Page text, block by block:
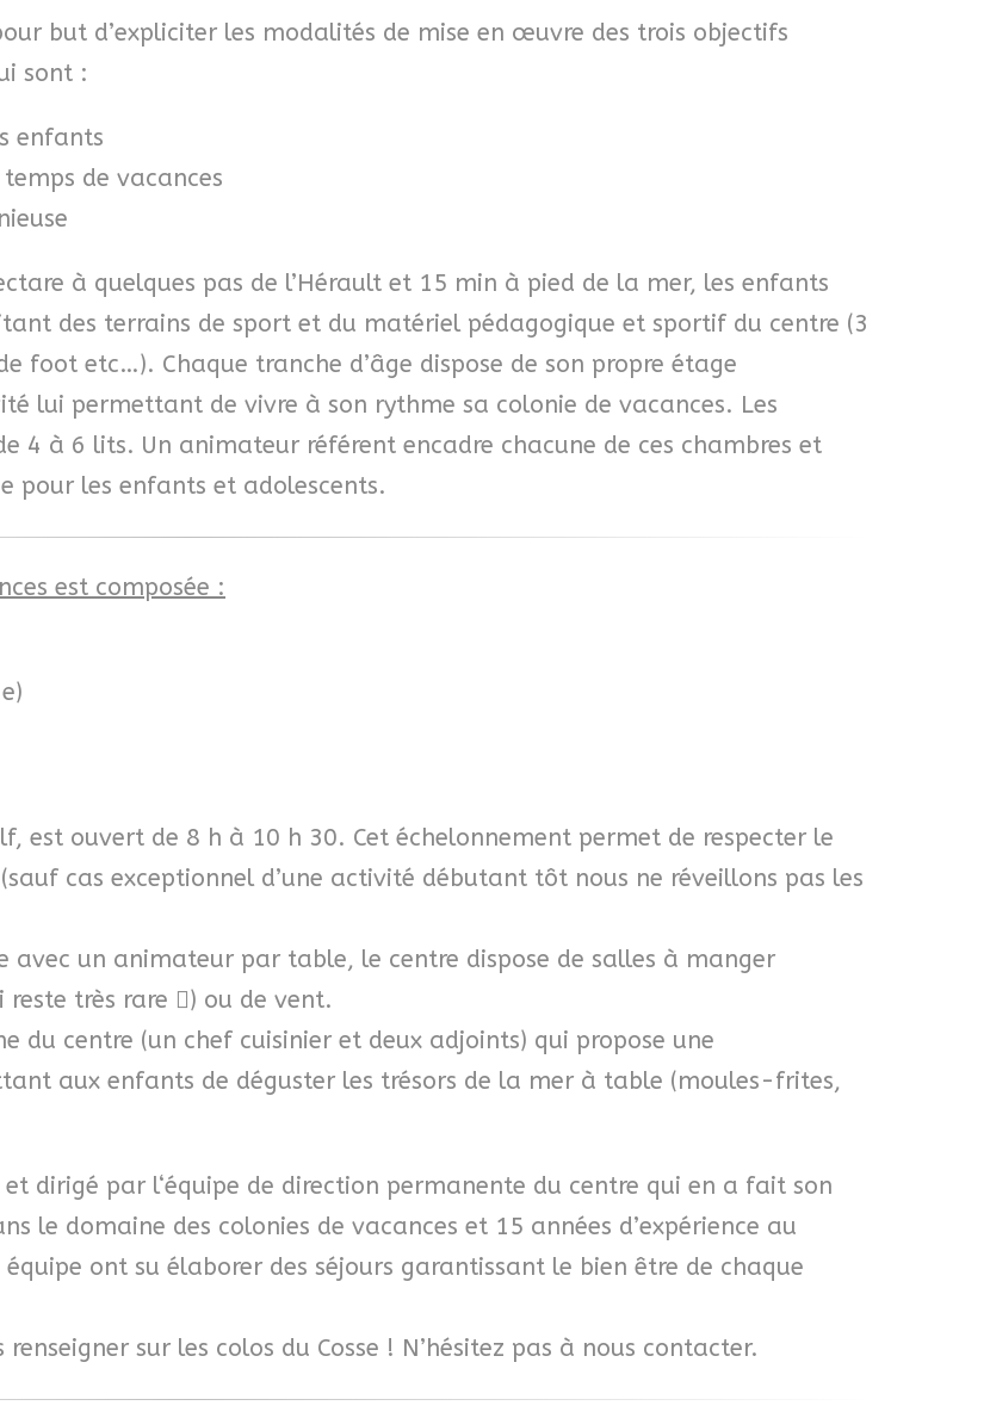
but d’expliciter les modalités de mise en œuvre des trois objectifs
sont :
enfants
de vacances
à quelques pas de l’Hérault et 15 min à pied de la mer, les enfants
des terrains de sport et du matériel pédagogique et sportif du centre (3
etc…). Chaque tranche d’âge dispose de son propre étage
lui permettant de vivre à son rythme sa colonie de vacances. Les
4 à 6 lits. Un animateur référent encadre chacune de ces chambres et
pour les enfants et adolescents.
est composée :
est ouvert de 8 h à 10 h 30. Cet échelonnement permet de respecter le
cas exceptionnel d’une activité débutant tôt nous ne réveillons pas les
avec un animateur par table, le centre dispose de salles à manger
très rare ) ou de vent.
du centre (un chef cuisinier et deux adjoints) qui propose une
aux enfants de déguster les trésors de la mer à table (moules-frites,
et dirigé par l‘équipe de direction permanente du centre qui en a fait son
le domaine des colonies de vacances et 15 années d’expérience au
ont su élaborer des séjours garantissant le bien être de chaque
sur les colos du Cosse ! N’hésitez pas à nous contacter.